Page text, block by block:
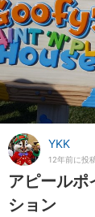
YKK
12年前に投
アピールポ
ション